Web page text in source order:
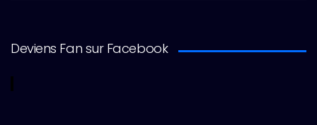
Deviens Fan sur Facebook